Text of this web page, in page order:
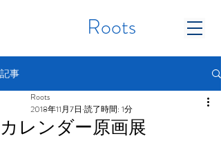
Roots
記事
カレンダー原画展
Roots
2018年11月7日 読了時間: 1分